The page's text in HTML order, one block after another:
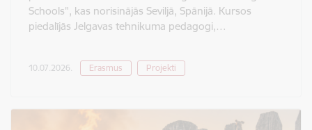
Schools", kas norisinājās Seviljā, Spānijā. Kursos
piedalījās Jelgavas tehnikuma pedagogi,…
10.07.2026. Erasmus Projekti